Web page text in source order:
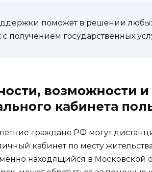
поможет в решении
с получением государственных
возможности
кабинета
граждане РФ могут
кабинет по месту
находящийся в Московской